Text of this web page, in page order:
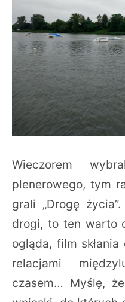
Wieczorem
plenerowego, tym
grali „Drogę
drogi, to ten warto
ogląda, film
relacjami
czasem… Myślę,